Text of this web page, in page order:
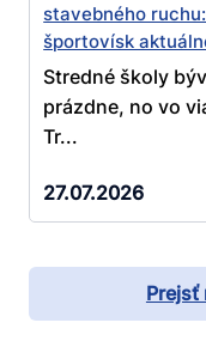
stavebného
športovísk
Stredné školy
prázdne, no vo
Tr...
27.07.2026
Prejsť